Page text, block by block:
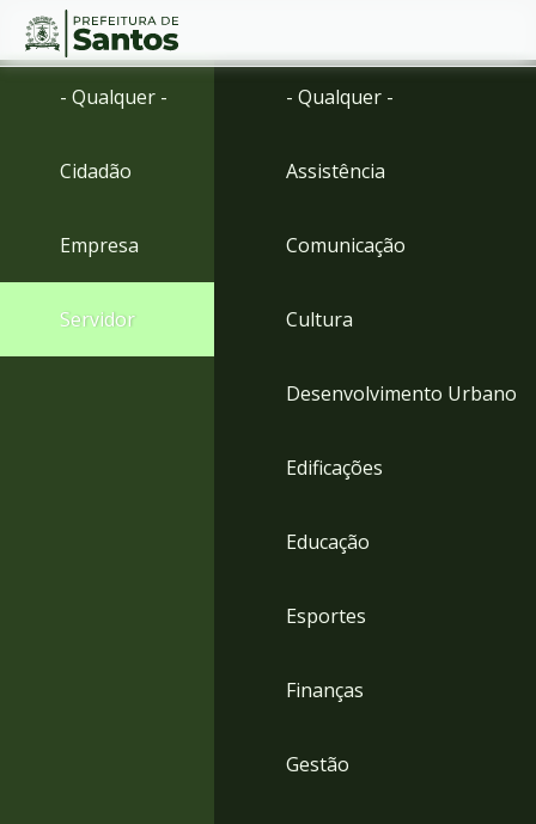
Ir
menu
para
Conteúdo
- Qualquer -
Cidadão
Empresa
Servidor
- Qualquer -
Assistência
Comunicação
Cultura
Desenvolvimento Urbano
Edificações
Educação
Esportes
Finanças
Gestão